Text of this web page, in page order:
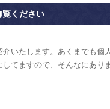
ください
いたします。あくまでも個
てますので、そんなにあり